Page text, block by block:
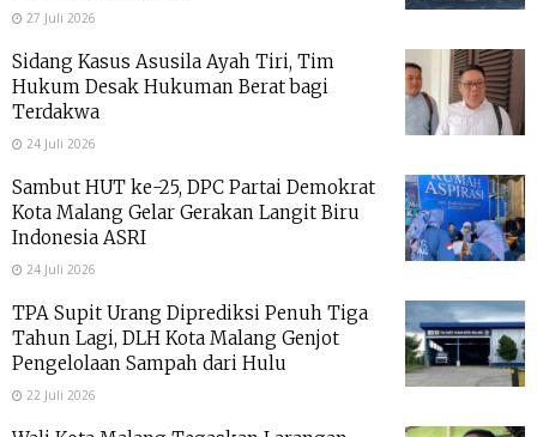
27 Juli 2026
Sidang Kasus Asusila Ayah Tiri, Tim
Hukum Desak Hukuman Berat bagi
Terdakwa
24 Juli 2026
Sambut HUT ke-25, DPC Partai Demokrat
Kota Malang Gelar Gerakan Langit Biru
Indonesia ASRI
24 Juli 2026
TPA Supit Urang Diprediksi Penuh Tiga
Tahun Lagi, DLH Kota Malang Genjot
Pengelolaan Sampah dari Hulu
22 Juli 2026